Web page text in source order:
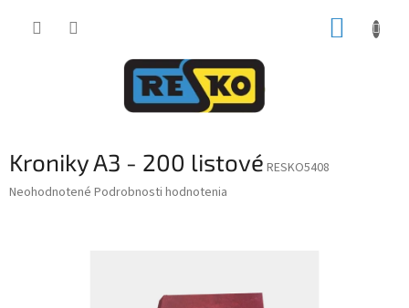
Kroniky A3 - 200 listové RESKO5408
Priemerné
Neohodnotené Podrobnosti hodnotenia